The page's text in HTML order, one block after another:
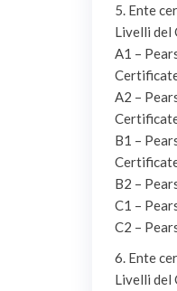
5. Ente
Livelli del
A1 –
A2 –
B1 –
B2 –
C1 –
C2 –
6. Ente
Livelli del